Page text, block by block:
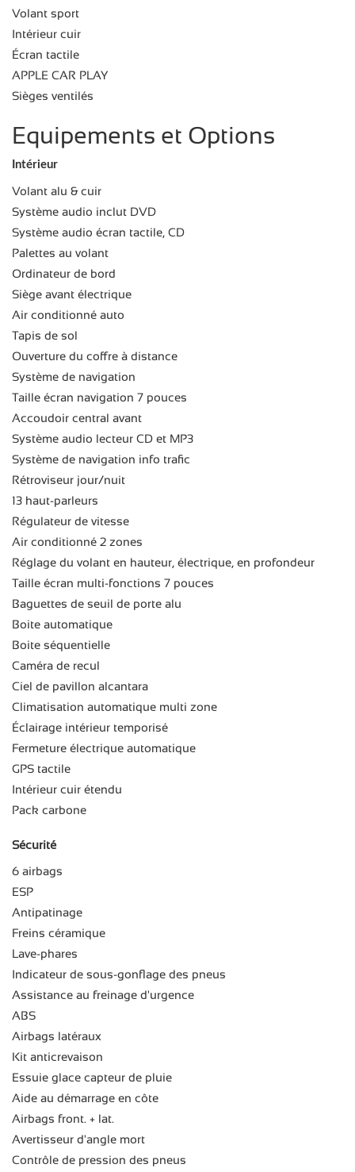
Volant sport
Intérieur cuir
Écran tactile
APPLE CAR PLAY
Sièges ventilés
Equipements et Options
Intérieur
Volant alu & cuir
Système audio inclut DVD
Système audio écran tactile, CD
Palettes au volant
Ordinateur de bord
Siège avant électrique
Air conditionné auto
Tapis de sol
Ouverture du coffre à distance
Système de navigation
Taille écran navigation 7 pouces
Accoudoir central avant
Système audio lecteur CD et MP3
Système de navigation info trafic
Rétroviseur jour/nuit
13 haut-parleurs
Régulateur de vitesse
Air conditionné 2 zones
Réglage du volant en hauteur, électrique, en profondeur
Taille écran multi-fonctions 7 pouces
Baguettes de seuil de porte alu
Boite automatique
Boite séquentielle
Caméra de recul
Ciel de pavillon alcantara
Climatisation automatique multi zone
Éclairage intérieur temporisé
Fermeture électrique automatique
GPS tactile
Intérieur cuir étendu
Pack carbone
Sécurité
6 airbags
ESP
Antipatinage
Freins céramique
Lave-phares
Indicateur de sous-gonflage des pneus
Assistance au freinage d'urgence
ABS
Airbags latéraux
Kit anticrevaison
Essuie glace capteur de pluie
Aide au démarrage en côte
Airbags front. + lat.
Avertisseur d'angle mort
Contrôle de pression des pneus